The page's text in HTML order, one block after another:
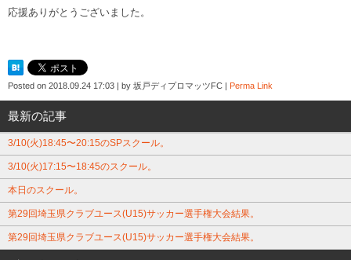
応援ありがとうございました。
Posted on 2018.09.24 17:03 | by 坂戸ディプロマッツFC | Perma Link
最新の記事
3/10(火)18:45〜20:15のSPスクール。
3/10(火)17:15〜18:45のスクール。
本日のスクール。
第29回埼玉県クラブユース(U15)サッカー選手権大会結果。
第29回埼玉県クラブユース(U15)サッカー選手権大会結果。